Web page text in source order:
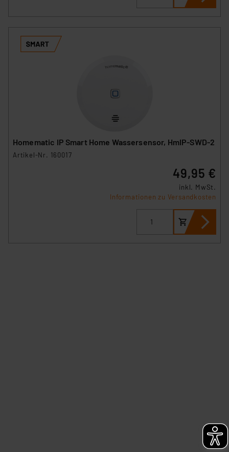
Homematic IP Smart Home Wassersensor, HmIP-SWD-2
Artikel-Nr. 160017
49,95 €
inkl. MwSt.
Informationen zu Versandkosten